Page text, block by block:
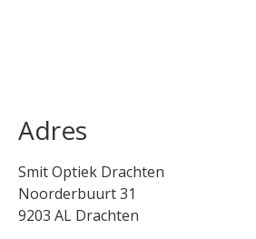
Adres
Smit Optiek Drachten
Noorderbuurt 31
9203 AL Drachten